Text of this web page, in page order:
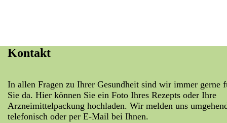
Kontakt
In allen Fragen zu Ihrer Gesundheit sind wir immer gerne
Sie da. Hier können Sie ein Foto Ihres Rezepts oder Ihre
Arzneimittelpackung hochladen. Wir melden uns
telefonisch oder per E-Mail bei Ihnen.